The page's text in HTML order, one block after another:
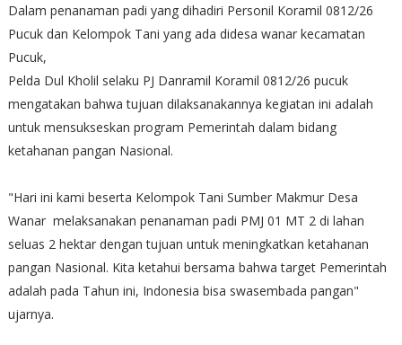
Dalam penanaman padi yang dihadiri Personil Koramil 0812/26
Pucuk dan Kelompok Tani yang ada didesa wanar kecamatan
Pucuk,
Pelda Dul Kholil selaku PJ Danramil Koramil 0812/26 pucuk
mengatakan bahwa tujuan dilaksanakannya kegiatan ini adalah
untuk mensukseskan program Pemerintah dalam bidang
ketahanan pangan Nasional.
"Hari ini kami beserta Kelompok Tani Sumber Makmur Desa
Wanar melaksanakan penanaman padi PMJ 01 MT 2 di lahan
seluas 2 hektar dengan tujuan untuk meningkatkan ketahanan
pangan Nasional. Kita ketahui bersama bahwa target Pemerintah
adalah pada Tahun ini, Indonesia bisa swasembada pangan"
ujarnya.